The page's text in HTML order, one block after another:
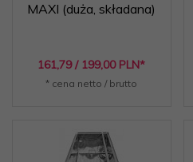
MAXI (duża, składana)
161,79 / 199,00 PLN*
* cena netto / brutto